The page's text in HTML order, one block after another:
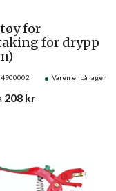
for
for drypp
Varen er på lager
208 kr